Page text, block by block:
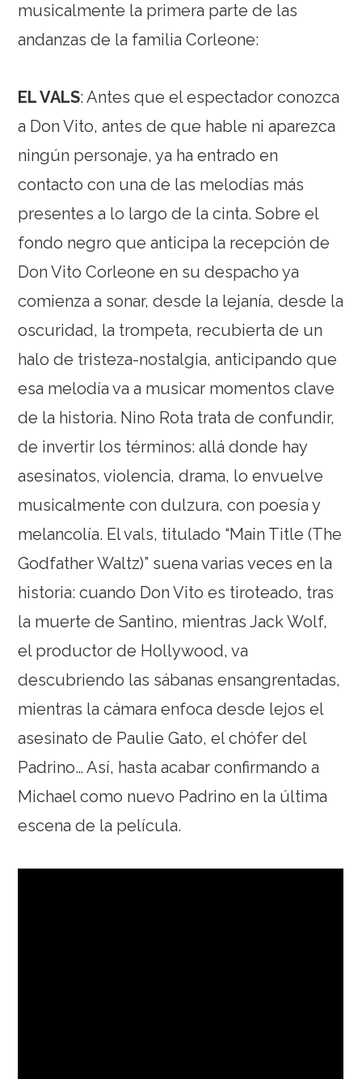
musicalmente la primera parte de las
andanzas de la familia Corleone:
EL VALS: Antes que el espectador conozca
a Don Vito, antes de que hable ni aparezca
ningún personaje, ya ha entrado en
contacto con una de las melodías más
presentes a lo largo de la cinta. Sobre el
fondo negro que anticipa la recepción de
Don Vito Corleone en su despacho ya
comienza a sonar, desde la lejanía, desde la
oscuridad, la trompeta, recubierta de un
halo de tristeza-nostalgia, anticipando que
esa melodía va a musicar momentos clave
de la historia. Nino Rota trata de confundir,
de invertir los términos: allá donde hay
asesinatos, violencia, drama, lo envuelve
musicalmente con dulzura, con poesía y
melancolía. El vals, titulado “Main Title (The
Godfather Waltz)” suena varias veces en la
historia: cuando Don Vito es tiroteado, tras
la muerte de Santino, mientras Jack Wolf,
el productor de Hollywood, va
descubriendo las sábanas ensangrentadas,
mientras la cámara enfoca desde lejos el
asesinato de Paulie Gato, el chófer del
Padrino… Así, hasta acabar confirmando a
Michael como nuevo Padrino en la última
escena de la película.